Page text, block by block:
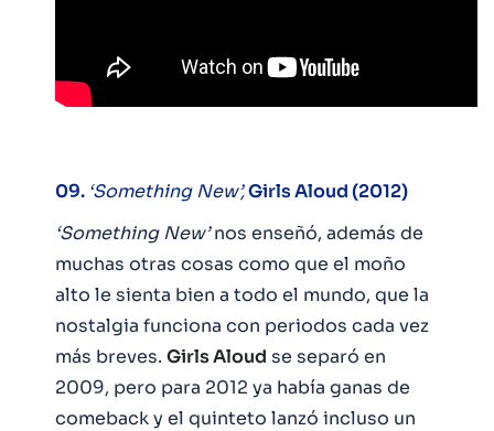
09. ‘Something New’,Girls Aloud (2012)
‘Something New’nos enseñó, además de
muchas otras cosas como que el moño
alto le sienta bien a todo el mundo, que la
nostalgia funciona con periodos cada vez
más breves. Girls Aloud se separó en
2009, pero para 2012 ya había ganas de
comeback y el quinteto lanzó incluso un